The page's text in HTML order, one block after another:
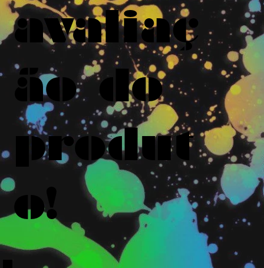
avaliaç
ão do
produt
o!